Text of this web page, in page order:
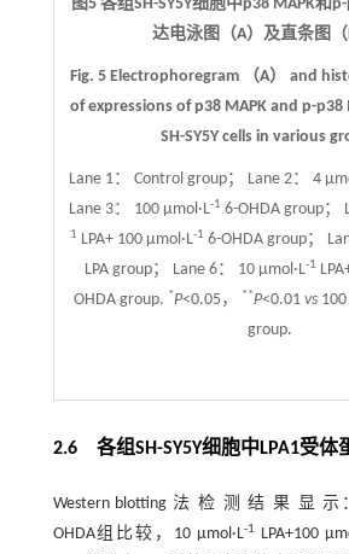
图5 各组SH-SY5Y细胞中p38 MAPK和
达电泳图（A）及直条图（
Fig. 5 Electrophoregram （A） and
of expressions of p38 MAPK and p-p38
SH-SY5Y cells in various
Lane 1： Control group； Lane 2： 4
Lane 3： 100 μmol·L-1 6-OHDA group；
1 LPA+ 100 μmol·L-1 6-OHDA group；
LPA group； Lane 6： 10 μmol·L-1
OHDA group. *P<0.05， **P<0.01 vs100
group.
2.6 各组SH-SY5Y细胞中LPA1受体
Western blotting 法 检 测 结 果 显 示
OHDA组比较，10 μmol·L-1 LPA+100